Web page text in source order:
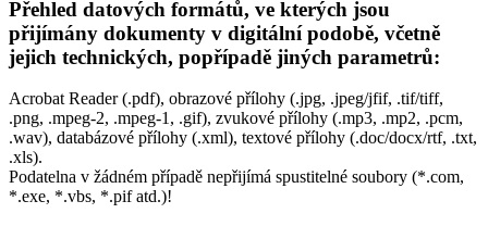
Přehled datových formátů, ve kterých jsou
přijímány dokumenty v digitální podobě, včetně
jejich technických, popřípadě jiných parametrů:
Acrobat Reader (.pdf), obrazové přílohy (.jpg, .jpeg/jfif, .tif/tiff,
.png, .mpeg-2, .mpeg-1, .gif), zvukové přílohy (.mp3, .mp2, .pcm,
.wav), databázové přílohy (.xml), textové přílohy (.doc/docx/rtf, .txt,
.xls).
Podatelna v žádném případě nepřijímá spustitelné soubory (*.com,
*.exe, *.vbs, *.pif atd.)!